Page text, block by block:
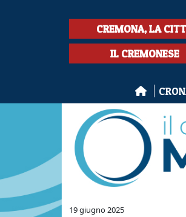
CREMONA, LA
IL CREMONESE
19 giugno 2025